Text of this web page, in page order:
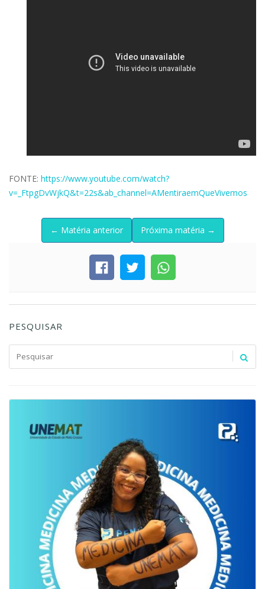
FONTE: https://www.youtube.com/watch?
v=_FtpgDvWjkQ&t=22s&ab_channel=AMentiraemQueVivemos
← Matéria anterior Próxima matéria →
PESQUISAR